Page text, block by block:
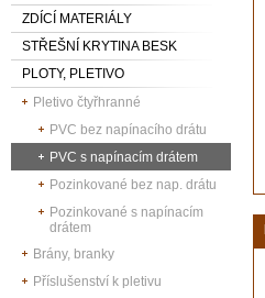
ZDÍCÍ MATERIÁLY
STŘEŠNÍ KRYTINA BESK
PLOTY, PLETIVO
Pletivo čtyřhranné
PVC bez napínacího drátu
PVC s napínacím drátem
Pozinkované bez nap. drátu
Pozinkované s napínacím
drátem
Brány, branky
Příslušenství k pletivu